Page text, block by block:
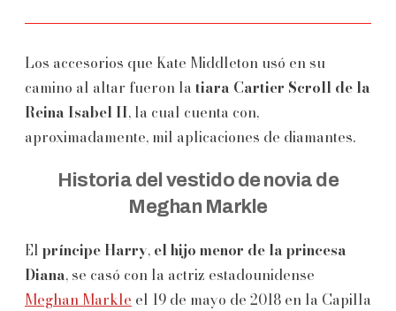
Los accesorios que Kate Middleton usó en su
camino al altar fueron la tiara Cartier Scroll de la
Reina Isabel II, la cual cuenta con,
aproximadamente, mil aplicaciones de diamantes.
Historia del vestido de novia de
Meghan Markle
El príncipe Harry, el hijo menor de la princesa
Diana, se casó con la actriz estadounidense
Meghan Markle el 19 de mayo de 2018 en la Capilla